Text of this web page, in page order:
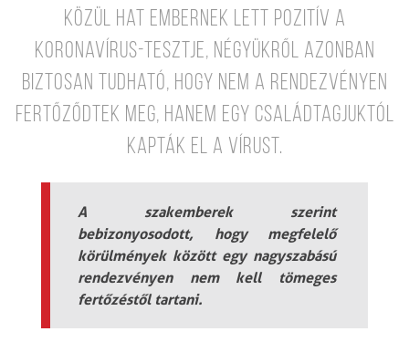
közül hat embernek lett pozitív a
koronavírus-tesztje, négyükről azonban
biztosan tudható, hogy nem a rendezvényen
fertőződtek meg, hanem egy családtagjuktól
kapták el a vírust.
A szakemberek szerint
bebizonyosodott, hogy megfelelő
körülmények között egy nagyszabású
rendezvényen nem kell tömeges
fertőzéstől tartani.